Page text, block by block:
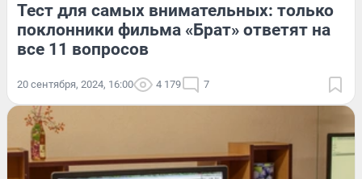
Тест для самых внимательных: только
поклонники фильма «Брат» ответят на
все 11 вопросов
20 сентября, 2024, 16:00 4 179 7